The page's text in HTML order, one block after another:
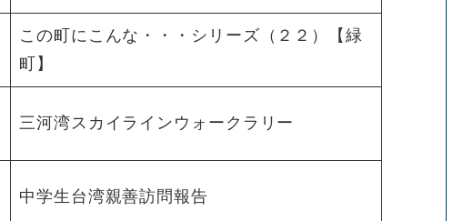
この町にこんな・・・シリーズ（２２）【緑
町】
三河湾スカイラインウォークラリー
中学生台湾親善訪問報告